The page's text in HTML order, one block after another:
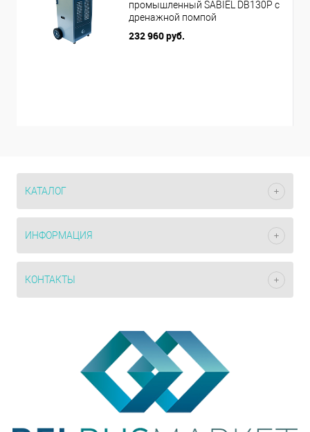
промышленный SABIEL DB130P с
дренажной помпой
232 960 руб.
КАТАЛОГ
ИНФОРМАЦИЯ
КОНТАКТЫ